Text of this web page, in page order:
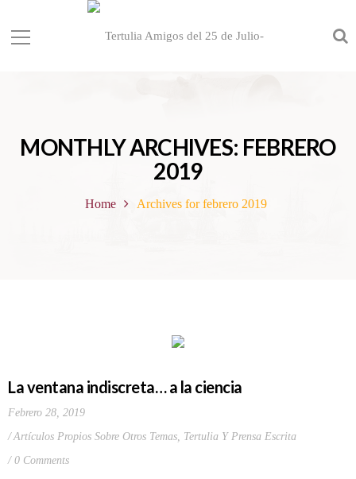
MONTHLY ARCHIVES: FEBRERO
2019
Home Archives for febrero 2019
La ventana indiscreta… a la ciencia
Febrero 28, 2019
Artículos Propios Sobre Otros Temas, Tertulia Y Prensa Escrita
0 Comments